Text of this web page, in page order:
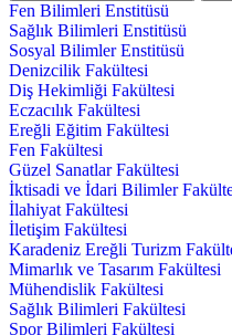
Fen Bilimleri Enstitüsü
Sağlık Bilimleri Enstitüsü
Sosyal Bilimler Enstitüsü
Denizcilik Fakültesi
Diş Hekimliği Fakültesi
Eczacılık Fakültesi
Ereğli Eğitim Fakültesi
Fen Fakültesi
Güzel Sanatlar Fakültesi
İktisadi ve İdari Bilimler
İlahiyat Fakültesi
İletişim Fakültesi
Karadeniz Ereğli Turizm
Mimarlık ve Tasarım Fakültesi
Mühendislik Fakültesi
Sağlık Bilimleri Fakültesi
Spor Bilimleri Fakültesi